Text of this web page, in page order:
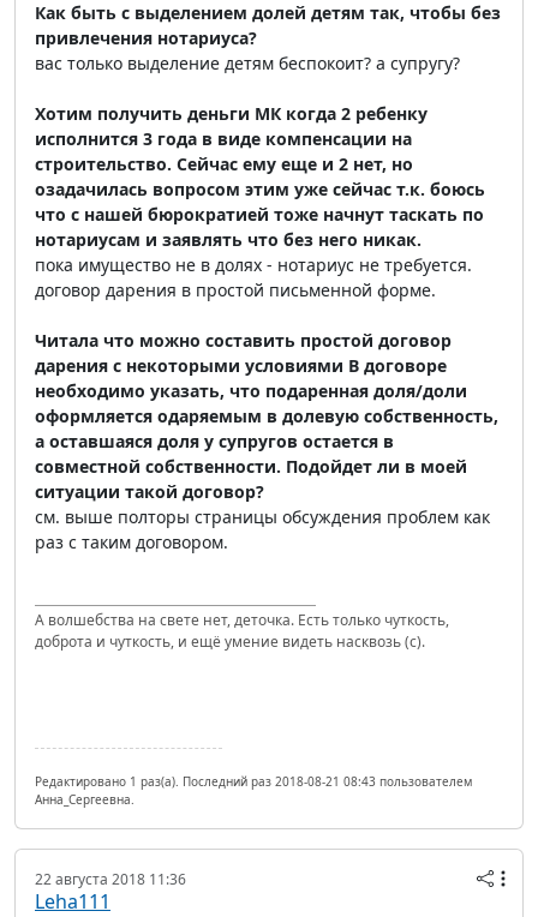
Как быть с выделением долей детям так, чтобы без
привлечения нотариуса?
вас только выделение детям беспокоит? а супругу?
Хотим получить деньги МК когда 2 ребенку
исполнится 3 года в виде компенсации на
строительство. Сейчас ему еще и 2 нет, но
озадачилась вопросом этим уже сейчас т.к. боюсь
что с нашей бюрократией тоже начнут таскать по
нотариусам и заявлять что без него никак.
пока имущество не в долях - нотариус не требуется.
договор дарения в простой письменной форме.
Читала что можно составить простой договор
дарения с некоторыми условиями В договоре
необходимо указать, что подаренная доля/доли
оформляется одаряемым в долевую собственность,
а оставшаяся доля у супругов остается в
совместной собственности. Подойдет ли в моей
ситуации такой договор?
см. выше полторы страницы обсуждения проблем как
раз с таким договором.
А волшебства на свете нет, деточка. Есть только чуткость,
доброта и чуткость, и ещё умение видеть насквозь (с).
Редактировано 1 раз(а). Последний раз 2018-08-21 08:43 пользователем
Анна_Сергеевна.
22 августа 2018 11:36
Leha111